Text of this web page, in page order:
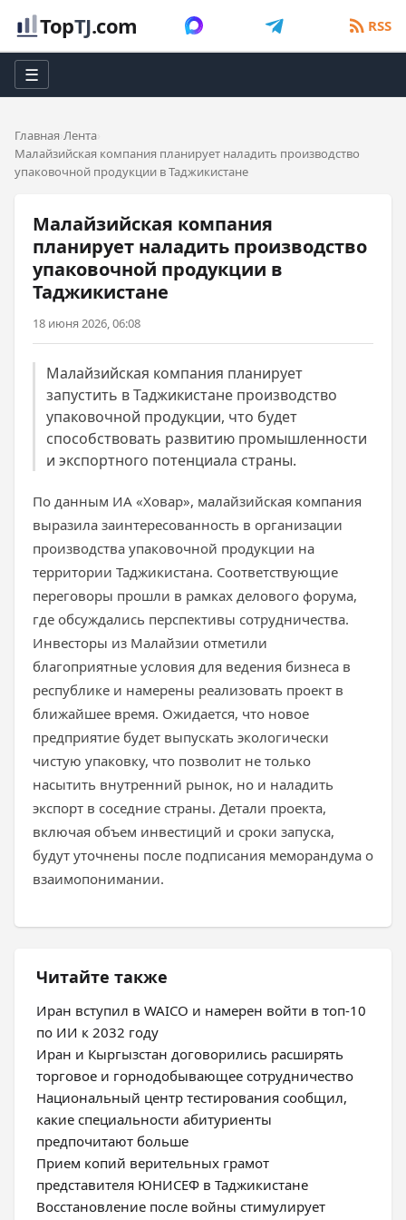
TopTJ.com RSS
☰
Главная Лента
Малайзийская компания планирует наладить производство
упаковочной продукции в Таджикистане
Малайзийская компания
планирует наладить производство
упаковочной продукции в
Таджикистане
18 июня 2026, 06:08
Малайзийская компания планирует
запустить в Таджикистане производство
упаковочной продукции, что будет
способствовать развитию промышленности
и экспортного потенциала страны.
По данным ИА «Ховар», малайзийская компания
выразила заинтересованность в организации
производства упаковочной продукции на
территории Таджикистана. Соответствующие
переговоры прошли в рамках делового форума,
где обсуждались перспективы сотрудничества.
Инвесторы из Малайзии отметили
благоприятные условия для ведения бизнеса в
республике и намерены реализовать проект в
ближайшее время. Ожидается, что новое
предприятие будет выпускать экологически
чистую упаковку, что позволит не только
насытить внутренний рынок, но и наладить
экспорт в соседние страны. Детали проекта,
включая объем инвестиций и сроки запуска,
будут уточнены после подписания меморандума о
взаимопонимании.
Читайте также
Иран вступил в WAICO и намерен войти в топ-10
по ИИ к 2032 году
Иран и Кыргызстан договорились расширять
торговое и горнодобывающее сотрудничество
Национальный центр тестирования сообщил,
какие специальности абитуриенты
предпочитают больше
Прием копий верительных грамот
представителя ЮНИСЕФ в Таджикистане
Восстановление после войны стимулирует